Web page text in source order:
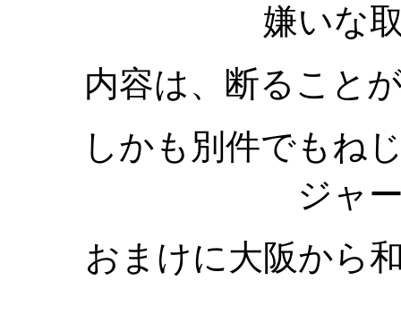
嫌いな
内容は、断ること
しかも別件でもね
ジャ
おまけに大阪から